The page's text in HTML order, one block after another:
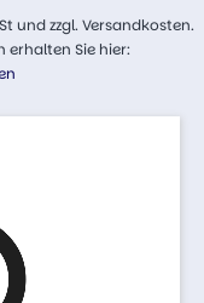
und zzgl. Versandkosten.
erhalten Sie hier: